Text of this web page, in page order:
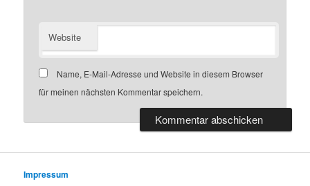
Website
Name, E-Mail-Adresse und Website in diesem Browser
für meinen nächsten Kommentar speichern.
Impressum